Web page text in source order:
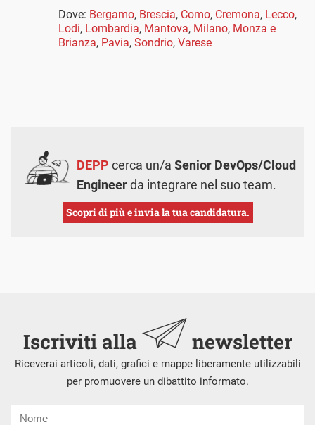
Dove: Bergamo, Brescia, Como, Cremona, Lecco,
Lodi, Lombardia, Mantova, Milano, Monza e
Brianza, Pavia, Sondrio, Varese
DEPP cerca un/a Senior DevOps/Cloud
Engineerda integrare nel suo team.
Scopri di più e invia la tua candidatura.
Iscriviti alla newsletter
Riceverai articoli, dati, grafici e mappe liberamente utilizzabili
per promuovere un dibattito informato.